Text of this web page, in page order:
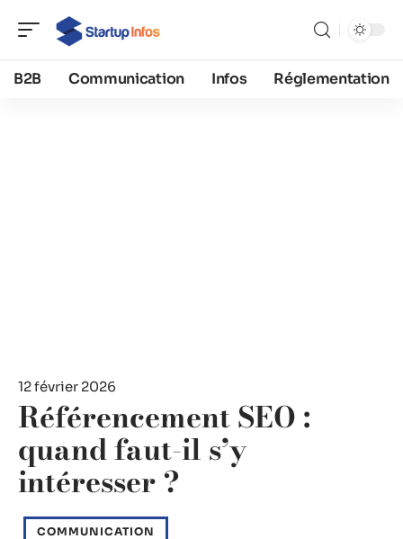
B2B Communication Infos Réglementation
12 février 2026
Référencement SEO :
quand faut-il s’y
intéresser ?
COMMUNICATION